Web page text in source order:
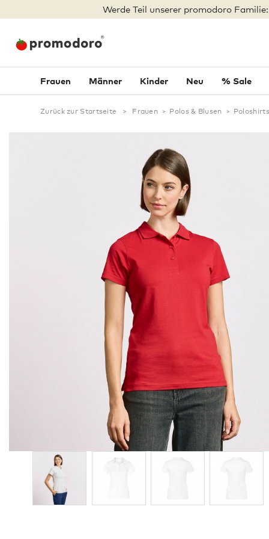
Werde Teil unserer promodoro
Frauen Männer Kinder Neu % Sale
Zurück zur Startseite > Frauen > Polos & Blusen >